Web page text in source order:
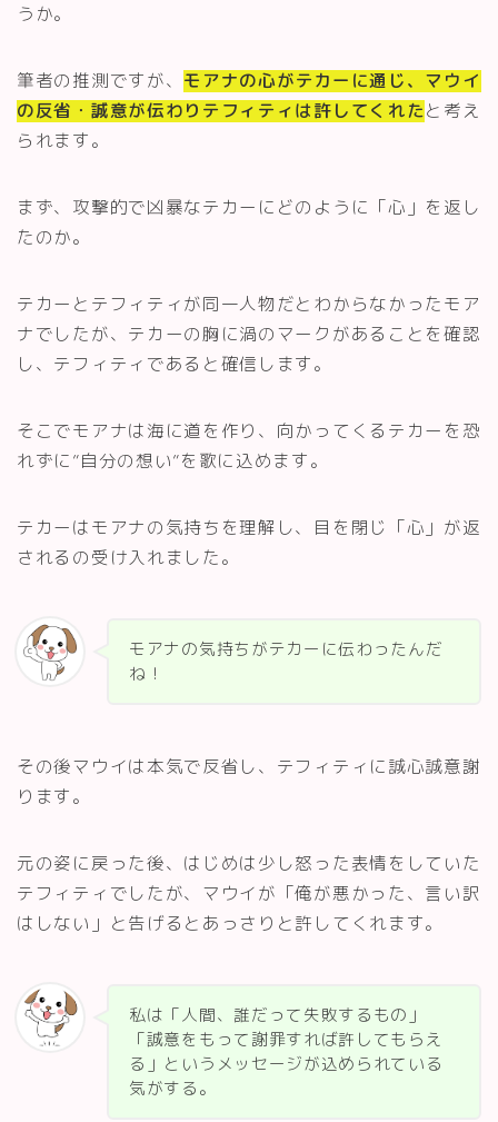
うか。
筆者の推測ですが、 モアナの心がテカーに通じ、マウイ
の反省・誠意が伝わりテフィティは許してくれたと考え
られます。
まず、攻撃的で凶暴なテカーにどのように「心」を返し
たのか。
テカーとテフィティが同一人物だとわからなかったモア
ナでしたが、テカーの胸に渦のマークがあることを確認
し、テフィティであると確信します。
そこでモアナは海に道を作り、向かってくるテカーを恐
れずに”自分の想い”を歌に込めます。
テカーはモアナの気持ちを理解し、目を閉じ「心」が返
されるの受け入れました。
モアナの気持ちがテカーに伝わったんだ
ね！
その後マウイは本気で反省し、テフィティに誠心誠意謝
ります。
元の姿に戻った後、はじめは少し怒った表情をしていた
テフィティでしたが、マウイが「俺が悪かった、言い訳
はしない」と告げるとあっさりと許してくれます。
私は「人間、誰だって失敗するもの」
「誠意をもって謝罪すれば許してもらえ
る」というメッセージが込められている
気がする。